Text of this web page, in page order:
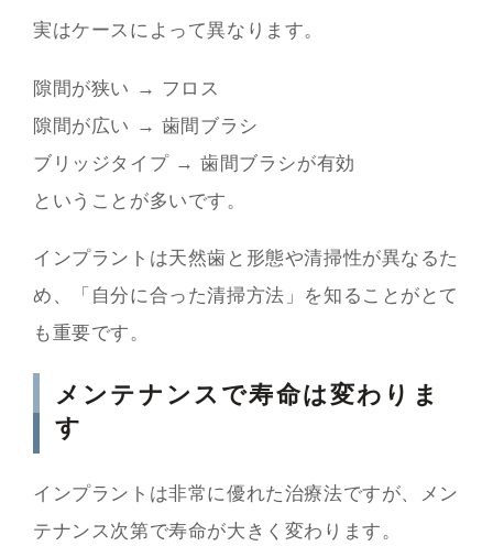
実はケースによって異なります。
隙間が狭い → フロス
隙間が広い → 歯間ブラシ
ブリッジタイプ → 歯間ブラシが有効
ということが多いです。
インプラントは天然歯と形態や清掃性が異なるた
め、「自分に合った清掃方法」を知ることがとて
も重要です。
メンテナンスで寿命は変わりま
す
インプラントは非常に優れた治療法ですが、メン
テナンス次第で寿命が大きく変わります。